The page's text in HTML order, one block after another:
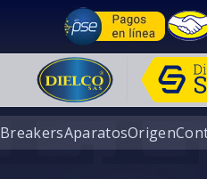
BreakersAparatosOrigen